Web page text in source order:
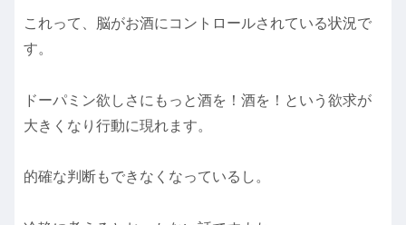
これって、脳がお酒にコントロールされている状況で
す。
ドーパミン欲しさにもっと酒を！酒を！という欲求が
大きくなり行動に現れます。
的確な判断もできなくなっているし。